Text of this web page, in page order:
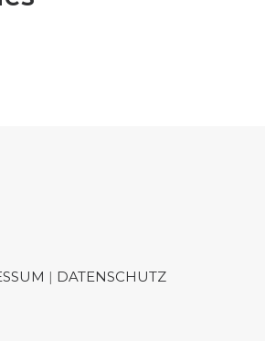
| DATENSCHUTZ